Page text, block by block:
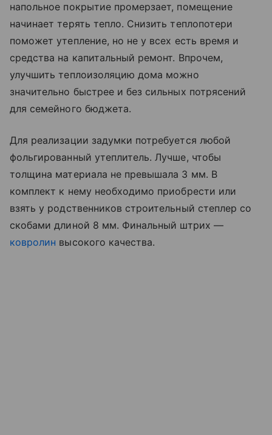
напольное покрытие промерзает, помещение
начинает терять тепло. Снизить теплопотери
поможет утепление, но не у всех есть время и
средства на капитальный ремонт. Впрочем,
улучшить теплоизоляцию дома можно
значительно быстрее и без сильных потрясений
для семейного бюджета.
Для реализации задумки потребуется любой
фольгированный утеплитель. Лучше, чтобы
толщина материала не превышала 3 мм. В
комплект к нему необходимо приобрести или
взять у родственников строительный степлер со
скобами длиной 8 мм. Финальный штрих —
ковролин высокого качества.